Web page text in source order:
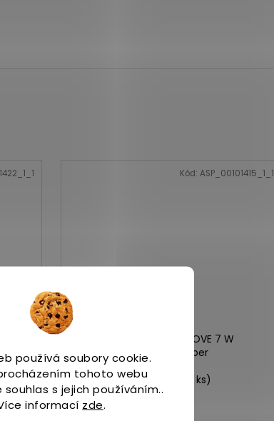
používá soubory cookie.
tohoto webu
s jejich používáním..
informací zde.
Merrell VAPOR GLOVE 7 W
stucco/casper
Skladem
(>5 ks)
2 899 Kč
Kód: ASP_00101415_1_1